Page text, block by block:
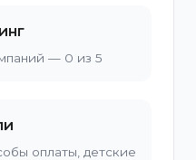
— 0 из 5
оплаты, детские